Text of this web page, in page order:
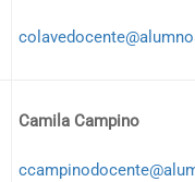
Camila Campino